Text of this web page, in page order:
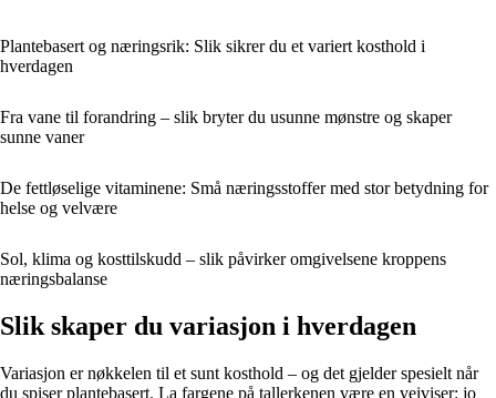
Plantebasert og næringsrik: Slik sikrer du et variert kosthold i
hverdagen
Fra vane til forandring – slik bryter du usunne mønstre og skaper
sunne vaner
De fettløselige vitaminene: Små næringsstoffer med stor betydning for
helse og velvære
Sol, klima og kosttilskudd – slik påvirker omgivelsene kroppens
næringsbalanse
Slik skaper du variasjon i hverdagen
Variasjon er nøkkelen til et sunt kosthold – og det gjelder spesielt når
du spiser plantebasert. La fargene på tallerkenen være en veiviser: jo